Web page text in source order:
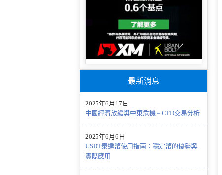
最新消息
2025年6月17日
中國經濟放緩與中東危機 – CFD交易分析
2025年6月6日
USDT泰達幣使用指南：穩定幣的優勢與
實際應用